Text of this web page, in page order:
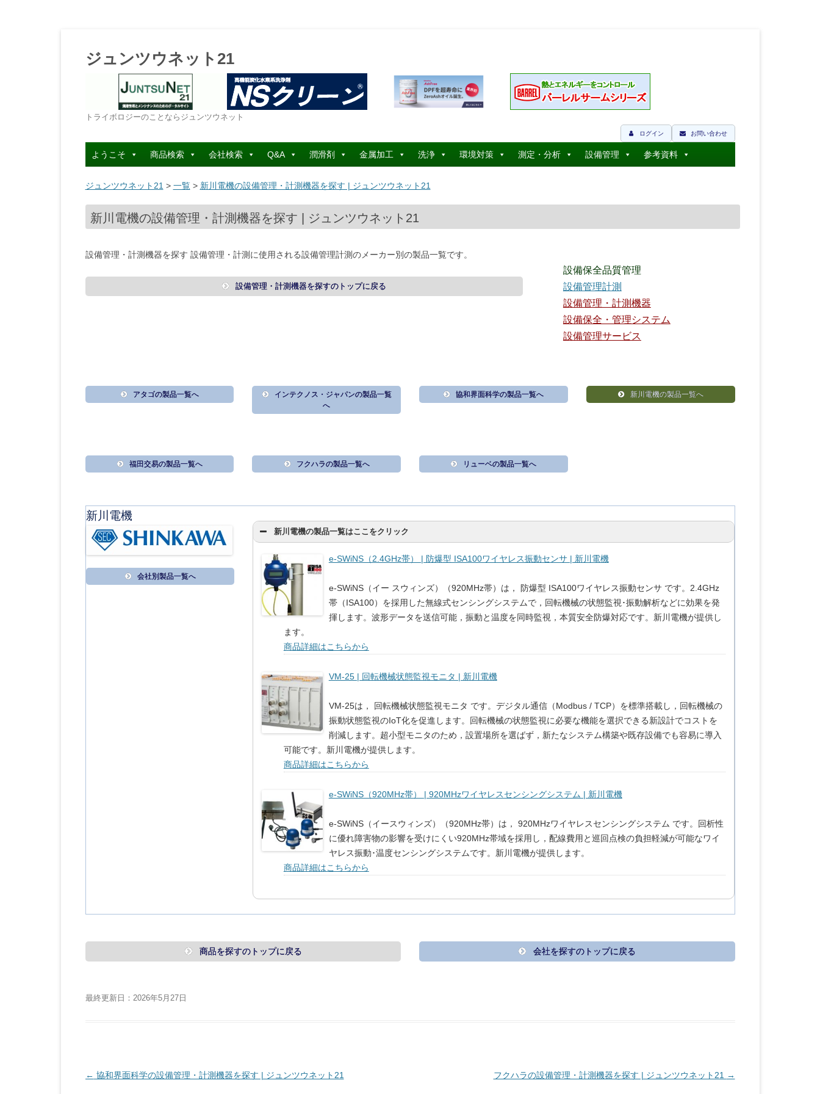
ジュンツウネット21
トライボロジーのことならジュンツウネット
お問い合わせ
ログイン
コ
ン
テ
ン
へ
キ
プ
ようこそ 商品検索 会社検索 Q&A 潤滑剤 金属加工 洗浄 環境対策 測定・分析 設備管理 参考資料
ジュンツウネット21 > 一覧> 新川電機の設備管理・計測機器を探す | ジュンツウネット21
新川電機の設備管理・計測機器を探す | ジュンツウネット21
設備管理・計測機器を探す 設備管理・計測に使用される設備管理計測のメーカー別の製品一覧です。
設備管理・計測機器を探すのトップに戻る
設備保全品質管理
設備管理計測
設備管理・計測機器
設備保全・管理システム
設備管理サービス
アタゴの製品一覧へ
インテクノス・ジャパンの製品一覧
へ
協和界面科学の製品一覧へ 新川電機の製品一覧へ
福田交易の製品一覧へ フクハラの製品一覧へ リューベの製品一覧へ
新川電機
会社別製品一覧へ
新川電機の製品一覧はここをクリック
e-SWiNS（2.4GHz帯） | 防爆型 ISA100ワイヤレス振動センサ | 新川電機
e-SWiNS（イー スウィンズ）（920MHz帯）は， 防爆型 ISA100ワイヤレス振動センサ です。2.4GHz
帯（ISA100）を採用した無線式センシングシステムで，回転機械の状態監視･振動解析などに効果を発
揮します。波形データを送信可能，振動と温度を同時監視，本質安全防爆対応です。新川電機が提供し
ます。
商品詳細はこちらから
VM-25 | 回転機械状態監視モニタ | 新川電機
VM-25は， 回転機械状態監視モニタ です。デジタル通信（Modbus / TCP）を標準搭載し，回転機械の
振動状態監視のIoT化を促進します。回転機械の状態監視に必要な機能を選択できる新設計でコストを
削減します。超小型モニタのため，設置場所を選ばず，新たなシステム構築や既存設備でも容易に導入
可能です。新川電機が提供します。
商品詳細はこちらから
e-SWiNS（920MHz帯） | 920MHzワイヤレスセンシングシステム | 新川電機
e-SWiNS（イースウィンズ）（920MHz帯）は， 920MHzワイヤレスセンシングシステム です。回析性
に優れ障害物の影響を受けにくい920MHz帯域を採用し，配線費用と巡回点検の負担軽減が可能なワイ
ヤレス振動･温度センシングシステムです。新川電機が提供します。
商品詳細はこちらから
商品を探すのトップに戻る 会社を探すのトップに戻る
最終更新日：2026年5月27日
投
← 協和界面科学の設備管理・計測機器を探す | ジュンツウネット21 フクハラの設備管理・計測機器を探す | ジュンツウネット21 →